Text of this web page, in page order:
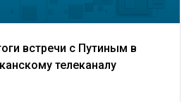
встречи с Путиным в
телеканалу